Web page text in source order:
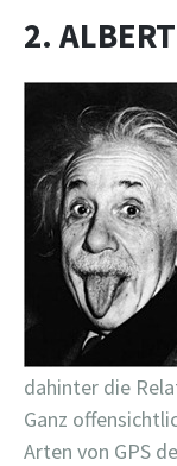
2.
dahinter die
Ganz
Arten von GPS